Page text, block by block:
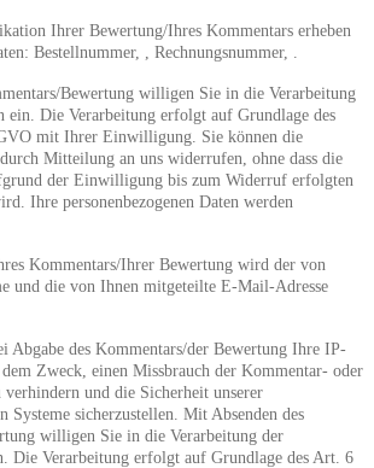
Ihrer Bewertung/Ihres Kommentars erheben
Bestellnummer, Rechnungsnummer,
Bewertung willigen Sie in die Verarbeitung
ein. Die Verarbeitung erfolgt auf Grundlage des
mit Ihrer Einwilligung. Sie können die
Mitteilung an uns widerrufen, ohne dass die
der Einwilligung bis zum Widerruf erfolgten
Ihre personenbezogenen Daten werden
Kommentars/Ihrer Bewertung wird der von
und die von Ihnen mitgeteilte E-Mail-Adresse
Abgabe des Kommentars/der Bewertung Ihre IP-
dem Zweck, einen Missbrauch der Kommentar- oder
und die Sicherheit unserer
Systeme sicherzustellen. Mit Absenden des
willigen Sie in die Verarbeitung der
Die Verarbeitung erfolgt auf Grundlage des Art. 6